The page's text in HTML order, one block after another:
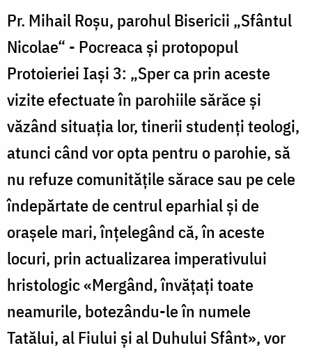
Pr. Mihail Roşu, parohul Bisericii „Sfântul
Nicolae“ - Pocreaca şi protopopul
Protoieriei Iaşi 3: „Sper ca prin aceste
vizite efectuate în parohiile sărăce şi
văzând situaţia lor, tinerii studenţi teologi,
atunci când vor opta pentru o parohie, să
nu refuze comunităţile sărace sau pe cele
îndepărtate de centrul eparhial şi de
oraşele mari, înţelegând că, în aceste
locuri, prin actualizarea imperativului
hristologic «Mergând, învăţaţi toate
neamurile, botezându-le în numele
Tatălui, al Fiului şi al Duhului Sfânt», vor